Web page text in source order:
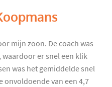
mijn zoon. De coach was
er snel een klik
was het gemiddelde snel
onvoldoende van een 4,7